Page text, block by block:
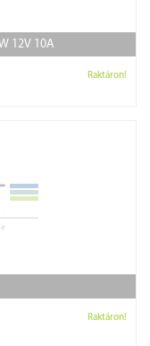
12V 10A
Raktáron!
Raktáron!